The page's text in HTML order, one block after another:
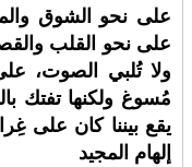
على نحو الشوق
على نحو القلب
ولا تُلبي الصوت،
مُسوغ ولكنها تفتك
يقع بيننا كان على
إلهام المجيد